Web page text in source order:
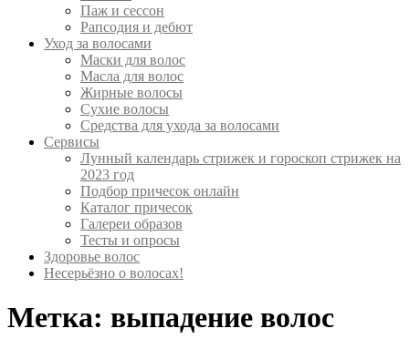
Паж и сессон
Рапсодия и дебют
Уход за волосами
Маски для волос
Масла для волос
Жирные волосы
Сухие волосы
Средства для ухода за волосами
Сервисы
Лунный календарь стрижек и гороскоп стрижек на
2023 год
Подбор причесок онлайн
Каталог причесок
Галереи образов
Тесты и опросы
Здоровье волос
Несерьёзно о волосах!
Метка: выпадение волос